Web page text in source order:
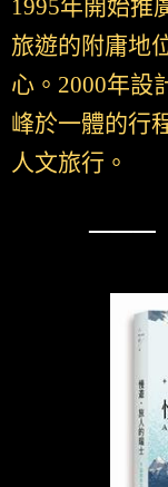
1995年開始推
旅遊的附庸地
心。2000年設
峰於一體的行
人文旅行。
───